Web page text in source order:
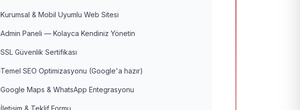
Kurumsal & Mobil Uyumlu Web Sitesi
Admin Paneli — Kolayca Kendiniz Yönetin
SSL Güvenlik Sertifikası
Temel SEO Optimizasyonu (Google'a hazır)
Google Maps & WhatsApp Entegrasyonu
İletişim & Teklif Formu